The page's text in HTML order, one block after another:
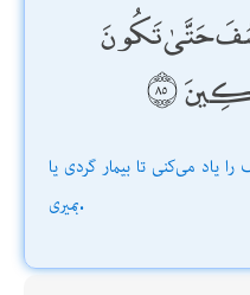
حَتَّىٰ تَكُونَ
ياد مى‌كنى تا بيمار گردى يا
بميرى.